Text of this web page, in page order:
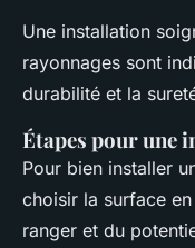
Une installation
rayonnages sont
durabilité et la
Étapes pour une
Pour bien installer
choisir la surface
ranger et du